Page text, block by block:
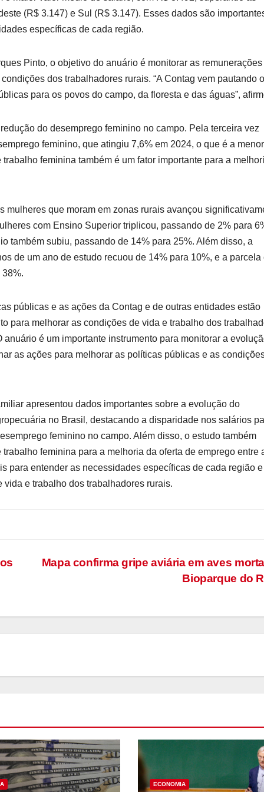
(R$ 3.147) e Sul (R$ 3.147). Esses dados são
específicas de cada região.
Pinto, o objetivo do anuário é monitorar as remunerações
dos trabalhadores rurais. “A Contag vem pautando
para os povos do campo, da floresta e das águas”,
do desemprego feminino no campo. Pela terceira vez
feminino, que atingiu 7,6% em 2024, o que é a
feminina também é um fator importante para a
mulheres que moram em zonas rurais avançou
com Ensino Superior triplicou, passando de 2% para
também subiu, passando de 14% para 25%. Além disso, a
de um ano de estudo recuou de 14% para 10%, e a parcela
públicas e as ações da Contag e de outras entidades estão
para melhorar as condições de vida e trabalho dos
é um importante instrumento para monitorar a
as ações para melhorar as políticas públicas e as
apresentou dados importantes sobre a evolução do
no Brasil, destacando a disparidade nos salários
feminino no campo. Além disso, o estudo também
feminina para a melhoria da oferta de emprego entre
para entender as necessidades específicas de cada região e
e trabalho dos trabalhadores rurais.
Mapa confirma gripe aviária em aves
Bioparque do
ECONOMIA